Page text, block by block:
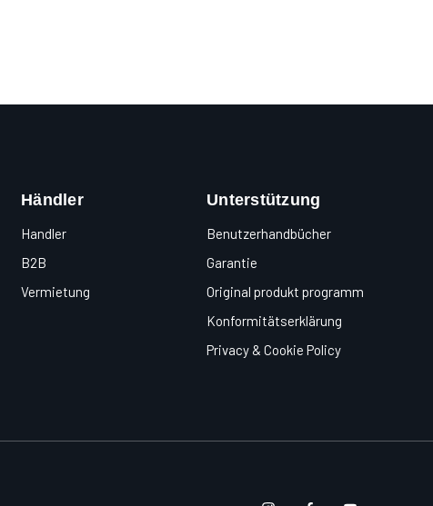
Händler
Handler
B2B
Vermietung
Unterstützung
Benutzerhandbücher
Garantie
Original produkt programm
Konformitätserklärung
Privacy & Cookie Policy